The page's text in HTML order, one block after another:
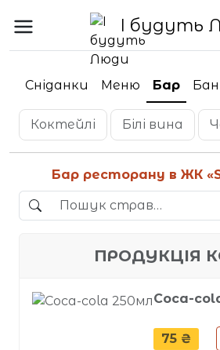
І будуть
Сніданки Меню Бар
Коктейлі Білі вина
Бар ресторану в ЖК
ПРОДУКЦІЯ
Coca-
75 ₴